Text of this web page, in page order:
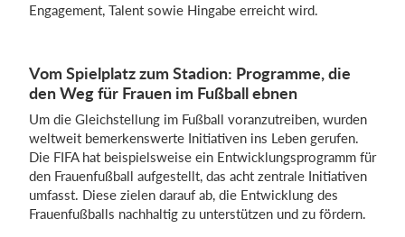
Engagement, Talent sowie Hingabe erreicht wird.
Vom Spielplatz zum Stadion: Programme, die
den Weg für Frauen im Fußball ebnen
Um die Gleichstellung im Fußball voranzutreiben, wurden
weltweit bemerkenswerte Initiativen ins Leben gerufen.
Die FIFA hat beispielsweise ein Entwicklungsprogramm für
den Frauenfußball aufgestellt, das acht zentrale Initiativen
umfasst. Diese zielen darauf ab, die Entwicklung des
Frauenfußballs nachhaltig zu unterstützen und zu fördern.